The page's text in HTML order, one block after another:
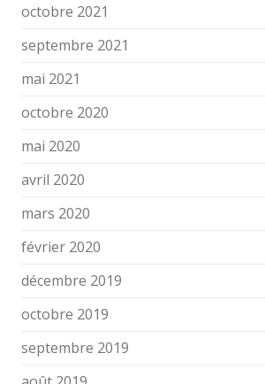
octobre 2021
septembre 2021
mai 2021
octobre 2020
mai 2020
avril 2020
mars 2020
février 2020
décembre 2019
octobre 2019
septembre 2019